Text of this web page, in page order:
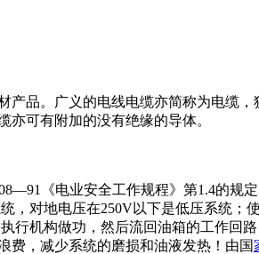
产品。广义的电线电缆亦简称为电缆
可有附加的没有绝缘的导体。
《电业安全工作规程》第1.4的规
，对地电压在250V以下是低压系统
行机构做功，然后流回油箱的工作
费，减少系统的磨损和油液发热！由国